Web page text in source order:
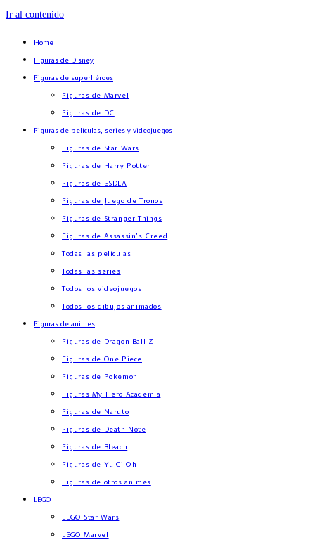
Ir al contenido
Home
Figuras de Disney
Figuras de superhéroes
Figuras de Marvel
Figuras de DC
Figuras de películas, series y videojuegos
Figuras de Star Wars
Figuras de Harry Potter
Figuras de ESDLA
Figuras de Juego de Tronos
Figuras de Stranger Things
Figuras de Assassin’s Creed
Todas las películas
Todas las series
Todos los videojuegos
Todos los dibujos animados
Figuras de animes
Figuras de Dragon Ball Z
Figuras de One Piece
Figuras de Pokemon
Figuras My Hero Academia
Figuras de Naruto
Figuras de Death Note
Figuras de Bleach
Figuras de Yu Gi Oh
Figuras de otros animes
LEGO
LEGO Star Wars
LEGO Marvel